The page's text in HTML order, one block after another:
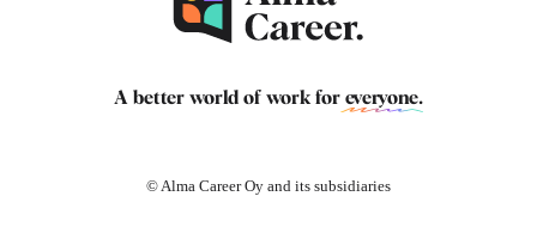
A better world of work for everyone.
© Alma Career Oy and its subsidiaries